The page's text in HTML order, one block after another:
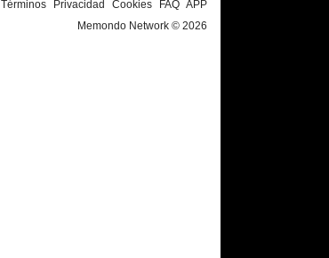
Términos Privacidad Cookies FAQ APP
Memondo Network © 2026